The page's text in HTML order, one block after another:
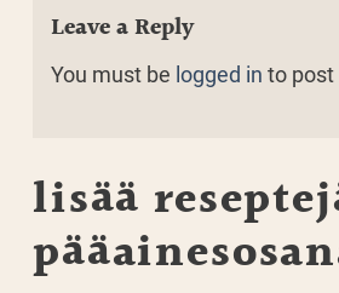
Leave a Reply
You must be logged in to post
lisää